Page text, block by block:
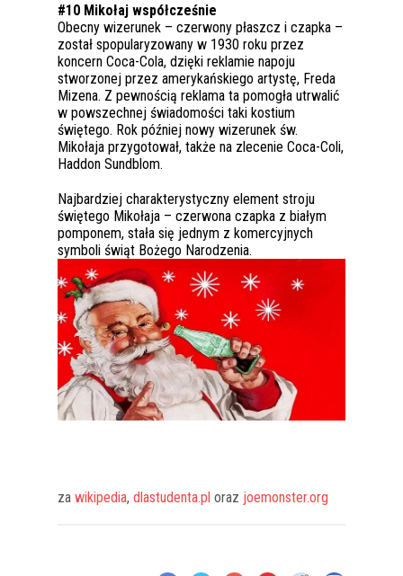
#10 Mikołaj współcześnie
Obecny wizerunek – czerwony płaszcz i czapka –
został spopularyzowany w 1930 roku przez
koncern Coca-Cola, dzięki reklamie napoju
stworzonej przez amerykańskiego artystę, Freda
Mizena. Z pewnością reklama ta pomogła utrwalić
w powszechnej świadomości taki kostium
świętego. Rok później nowy wizerunek św.
Mikołaja przygotował, także na zlecenie Coca-Coli,
Haddon Sundblom.
Najbardziej charakterystyczny element stroju
świętego Mikołaja – czerwona czapka z białym
pomponem, stała się jednym z komercyjnych
symboli świąt Bożego Narodzenia.
za wikipedia, dlastudenta.pl oraz joemonster.org